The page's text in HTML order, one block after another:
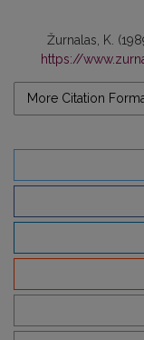
Žurnalas, K.
https://
More Citation